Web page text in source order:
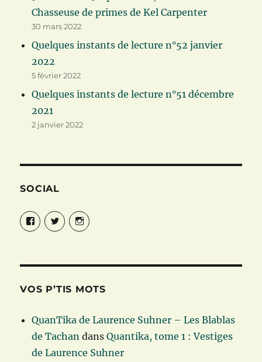
Chasseuse de primes de Kel Carpenter
30 mars 2022
Quelques instants de lecture n°52 janvier
2022
5 février 2022
Quelques instants de lecture n°51 décembre
2021
2 janvier 2022
SOCIAL
FacebookTwitterInstagram
VOS P’TIS MOTS
QuanTika de Laurence Suhner – Les Blablas
de Tachan dansQuantika, tome 1 : Vestiges
de Laurence Suhner